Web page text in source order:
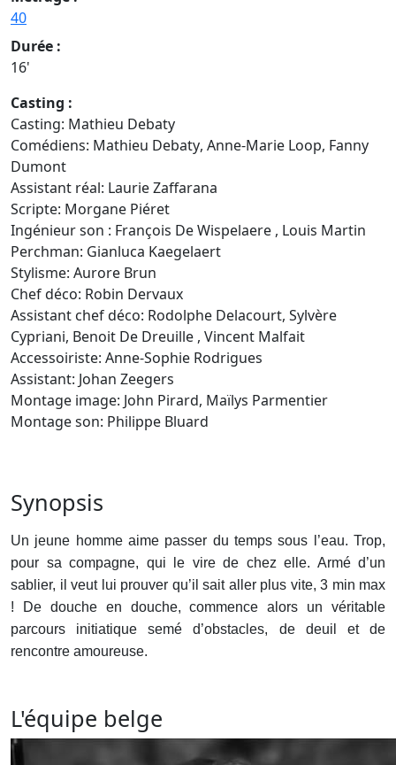
40
Durée :
16'
Casting :
Casting: Mathieu Debaty
Comédiens: Mathieu Debaty, Anne-Marie Loop, Fanny
Dumont
Assistant réal: Laurie Zaffarana
Scripte: Morgane Piéret
Ingénieur son : François De Wispelaere , Louis Martin
Perchman: Gianluca Kaegelaert
Stylisme: Aurore Brun
Chef déco: Robin Dervaux
Assistant chef déco: Rodolphe Delacourt, Sylvère
Cypriani, Benoit De Dreuille , Vincent Malfait
Accessoiriste: Anne-Sophie Rodrigues
Assistant: Johan Zeegers
Montage image: John Pirard, Maïlys Parmentier
Montage son: Philippe Bluard
Synopsis
Un jeune homme aime passer du temps sous l’eau. Trop,
pour sa compagne, qui le vire de chez elle. Armé d’un
sablier, il veut lui prouver qu’il sait aller plus vite, 3 min max
! De douche en douche, commence alors un véritable
parcours initiatique semé d’obstacles, de deuil et de
rencontre amoureuse.
L'équipe belge